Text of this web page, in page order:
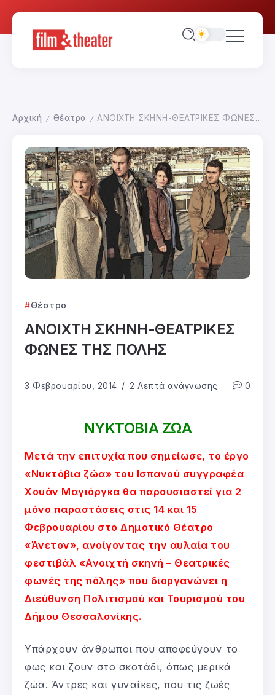
Αρχική / Θέατρο / ΑΝΟΙΧΤΗ ΣΚΗΝΗ-ΘΕΑΤΡΙΚΕΣ ΦΩΝΕΣ ΤΗΣ ΠΟΛΗΣ
Θέατρο
ΑΝΟΙΧΤΗ ΣΚΗΝΗ-ΘΕΑΤΡΙΚΕΣ
ΦΩΝΕΣ ΤΗΣ ΠΟΛΗΣ
3 Φεβρουαρίου, 2014 2 Λεπτά ανάγνωσης 0
ΝΥΚΤΟΒΙΑ ΖΩΑ
Μετά την επιτυχία που σημείωσε, το έργο
«Νυκτόβια ζώα» του Ισπανού συγγραφέα
Χουάν Μαγιόργκα θα παρουσιαστεί για 2
μόνο παραστάσεις στις 14 και 15
Φεβρουαρίου στο Δημοτικό Θέατρο
«Άνετον», ανοίγοντας την αυλαία του
φεστιβάλ «Ανοιχτή σκηνή – Θεατρικές
φωνές της πόλης» που διοργανώνει η
Διεύθυνση Πολιτισμού και Τουρισμού του
Δήμου Θεσσαλονίκης.
Υπάρχουν άνθρωποι που αποφεύγουν το
φως και ζουν στο σκοτάδι, όπως μερικά
ζώα. Άντρες και γυναίκες, που τις ζωές